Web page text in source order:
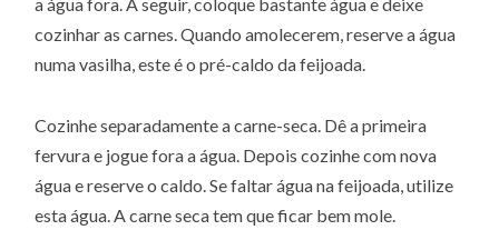
a água fora. A seguir, coloque bastante água e deixe
cozinhar as carnes. Quando amolecerem, reserve a água
numa vasilha, este é o pré-caldo da feijoada.
Cozinhe separadamente a carne-seca. Dê a primeira
fervura e jogue fora a água. Depois cozinhe com nova
água e reserve o caldo. Se faltar água na feijoada, utilize
esta água. A carne seca tem que ficar bem mole.